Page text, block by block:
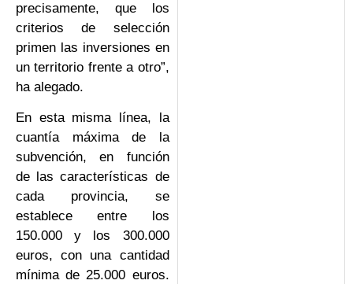
precisamente, que los
criterios de selección
primen las inversiones en
un territorio frente a otro”,
ha alegado.
En esta misma línea, la
cuantía máxima de la
subvención, en función
de las características de
cada provincia, se
establece entre los
150.000 y los 300.000
euros, con una cantidad
mínima de 25.000 euros.